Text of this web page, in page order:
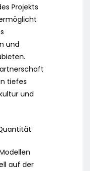
Projekts
und
tiefes
und
auf der